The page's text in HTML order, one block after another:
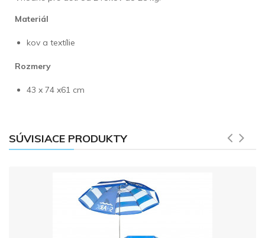
Materiál
kov a textílie
Rozmery
43 x 74 x61 cm
SÚVISIACE PRODUKTY